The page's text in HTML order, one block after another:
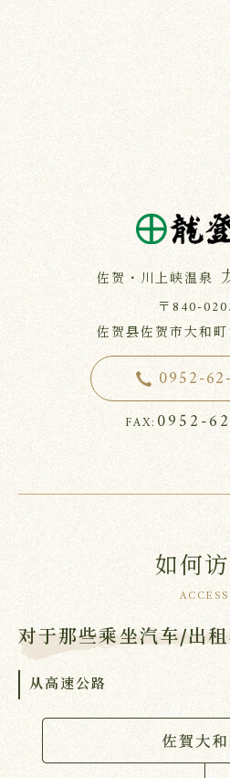
佐贺・川上峡温泉
〒840-
佐贺县佐贺市大和
0952-
FAX: 0952-
如何
ACCESS
对于那些乘坐汽车/出
从高速公路